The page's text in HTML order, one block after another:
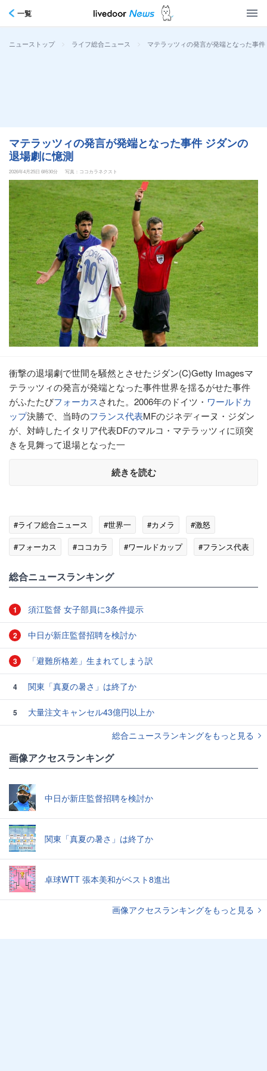
一覧
ニューストップ > ライフ総合ニュース > マテラッツィの発言が発端となった事
マテラッツィの発言が発端となった事件 ジダンの
退場劇に憶測
2026年4月25日 6時30分 写真：ココカラネクスト
衝撃の退場劇で世間を騒然とさせたジダン(C)Getty Imagesマ
テラッツィの発言が発端となった事件世界を揺るがせた事件
がふたたびフォーカスされた。2006年のドイツ・ ワールドカ
ップ決勝で、当時のフランス代表MFのジネディーヌ・ジダン
が、対峙したイタリア代表DFのマルコ・マテラッツィに頭突
きを見舞って退場となった一
続きを読む
#ライフ総合ニュース #世界一 #カメラ
#激怒
#フォーカス
#ココカラ #ワールドカップ #フランス代表
総合ニュースランキング
1 須江監督 女子部員に3条件提示
2 中日が新庄監督招聘を検討か
3 「避難所格差」生まれてしまう訳
4 関東「真夏の暑さ」は終了か
5
大量注文キャンセル43億円以上か
総合ニュースランキングをもっと見る
画像アクセスランキング
中日が新庄監督招聘を検討か
関東「真夏の暑さ」は終了か
卓球WTT 張本美和がベスト8進出
画像アクセスランキングをもっと見る